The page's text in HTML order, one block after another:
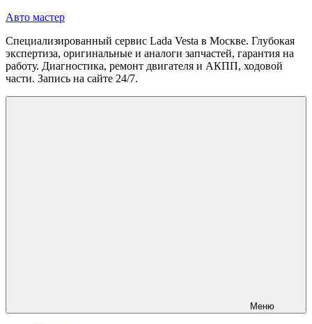
Перейти
содержимому
Авто мастер
Специализированный сервис Lada Vesta в Москве. Глубокая
экспертиза, оригинальные и аналоги запчастей, гарантия на
работу. Диагностика, ремонт двигателя и АКПП, ходовой
части. Запись на сайте 24/7.
Меню